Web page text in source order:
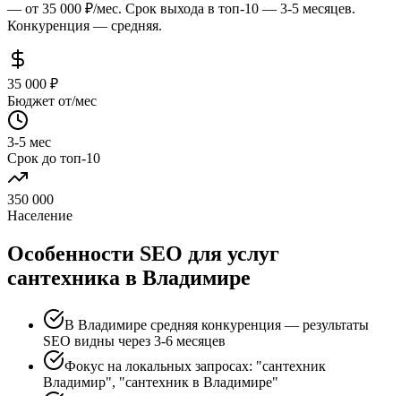
— от 35 000 ₽/мес. Срок выхода в топ-10 — 3-5 месяцев.
Конкуренция — средняя.
35 000 ₽
Бюджет от/мес
3-5 мес
Срок до топ-10
350 000
Население
Особенности SEO для услуг
сантехника в Владимире
В Владимире средняя конкуренция — результаты
SEO видны через 3-6 месяцев
Фокус на локальных запросах: "сантехник
Владимир", "сантехник в Владимире"